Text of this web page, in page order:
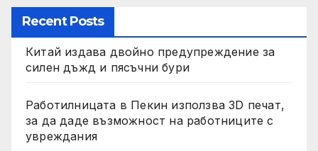
Recent Posts
Китай издава двойно предупреждение за
силен дъжд и пясъчни бури
Работилницата в Пекин използва 3D печат,
за да даде възможност на работниците с
увреждания